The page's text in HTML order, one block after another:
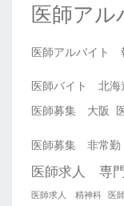
医師アル
医師アルバイト
医師バイト 北海
医師募集 大阪
医師募集 非常勤
医師求人 専
医師求人 精神科 医